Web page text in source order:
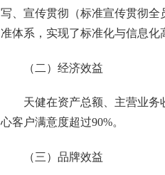
写、宣传贯彻（标准宣传贯彻全
准体系，实现了标准化与信息化
（二）经济效益
天健在资产总额、主营业
心客户满意度超过90%。
（三）品牌效益